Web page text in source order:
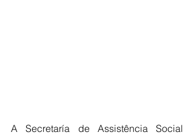
A Secretaría de Assistência Social